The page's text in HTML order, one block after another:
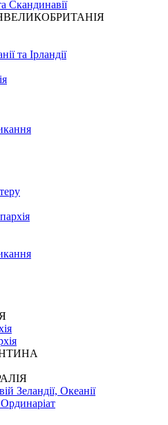
Скандинавії
ВЕЛИКОБРИТАНІЯ
та Ірландії
Зеландії, Океанії